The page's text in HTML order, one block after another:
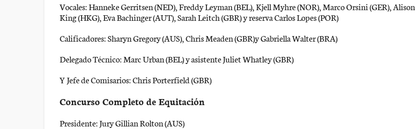
Vocales: Hanneke Gerritsen (NED), Freddy Leyman (BEL), Kjell Myhre (NOR), Marco Orsini (GER), Alison
King (HKG), Eva Bachinger (AUT), Sarah Leitch (GBR) y reserva Carlos Lopes (POR)
Calificadores: Sharyn Gregory (AUS), Chris Meaden (GBR)y Gabriella Walter (BRA)
Delegado Técnico: Marc Urban (BEL) y asistente Juliet Whatley (GBR)
Y Jefe de Comisarios: Chris Porterfield (GBR)
Concurso Completo de Equitación
Presidente: Jury Gillian Rolton (AUS)